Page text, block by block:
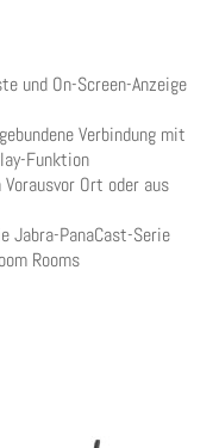
und On-Screen-Anzeige
Verbindung mit
Funktion
Ort oder aus
Jabra-PanaCast-Serie
Rooms